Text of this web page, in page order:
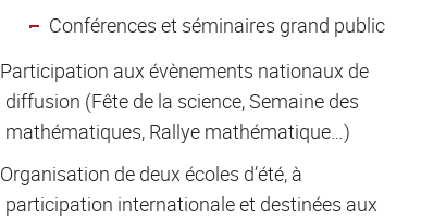
Conférences et séminaires grand public
Participation aux évènements nationaux de
diffusion (Fête de la science, Semaine des
mathématiques, Rallye mathématique…)
Organisation de deux écoles d’été, à
participation internationale et destinées aux